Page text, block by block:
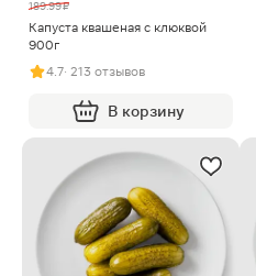
189.99 ₽
Капуста квашеная с клюквой
900г
4.7· 213 отзывов
В корзину